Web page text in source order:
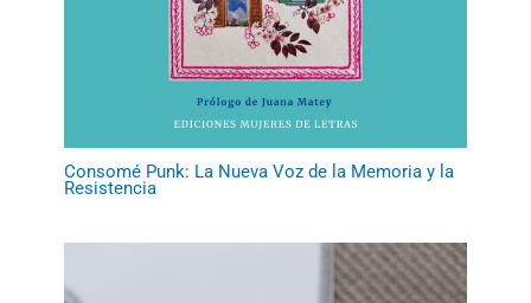
Consomé Punk: La Nueva Voz de la Memoria y la
Resistencia